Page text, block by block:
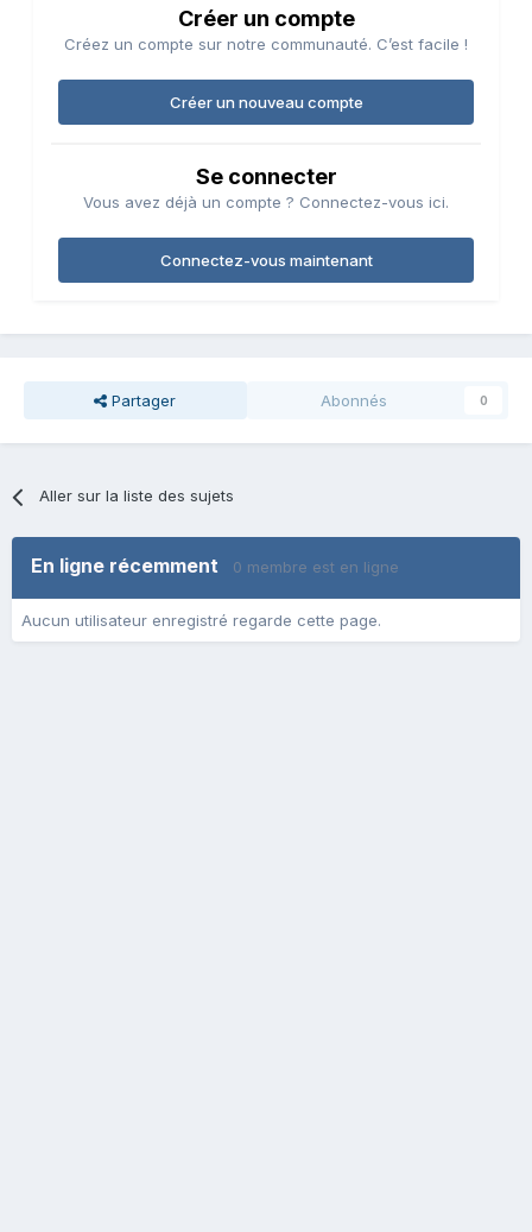
Créer un compte
Créez un compte sur notre communauté. C’est facile !
Créer un nouveau compte
Se connecter
Vous avez déjà un compte ? Connectez-vous ici.
Connectez-vous maintenant
Partager Abonnés 0
Aller sur la liste des sujets
En ligne récemment 0 membre est en ligne
Aucun utilisateur enregistré regarde cette page.